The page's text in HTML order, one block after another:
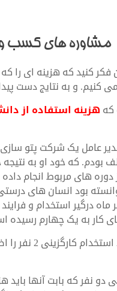
مشاوره های کسب و
کنید که هزینه ای را
کنیم. و به نتایج دست
کههزینه استفاده از
عامل یک شرکت پتو
بودم. که خود او به
های مربوط انجام داده
بود انسان های
پرسنل هر ماه درگیر استخدام
کار به یک چهارم رسیده
یعنی فقط
دو نفر که بابت آنها